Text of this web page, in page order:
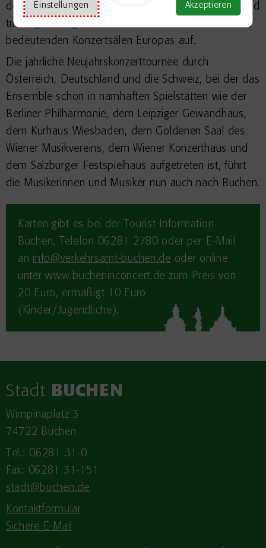
Einstellungen Akzeptieren
den Wiener Sängerknaben im Wiener Musikverein und
tritt regelmäßig bei renommierten Festivals sowie in
bedeutenden Konzertsälen Europas auf.
Die jährliche Neujahrskonzerttournee durch
Österreich, Deutschland und die Schweiz, bei der das
Ensemble schon in namhaften Spielstätten wie der
Berliner Philharmonie, dem Leipziger Gewandhaus,
dem Kurhaus Wiesbaden, dem Goldenen Saal des
Wiener Musikvereins, dem Wiener Konzerthaus und
dem Salzburger Festspielhaus aufgetreten ist, führt
die Musikerinnen und Musiker nun auch nach Buchen.
Karten gibt es bei der Tourist-Information
Buchen, Telefon 06281 2780 oder per E-Mail
an info@verkehrsamt-buchen.de oder online
unter www.bucheninconcert.de zum Preis von
20 Euro, ermäßigt 10 Euro
(Kinder/Jugendliche).
Stadt BUCHEN
Wimpinaplatz 3
74722 Buchen
Tel.: 06281 31-0
Fax: 06281 31-151
stadt@buchen.de
Kontaktformular
Sichere E-Mail